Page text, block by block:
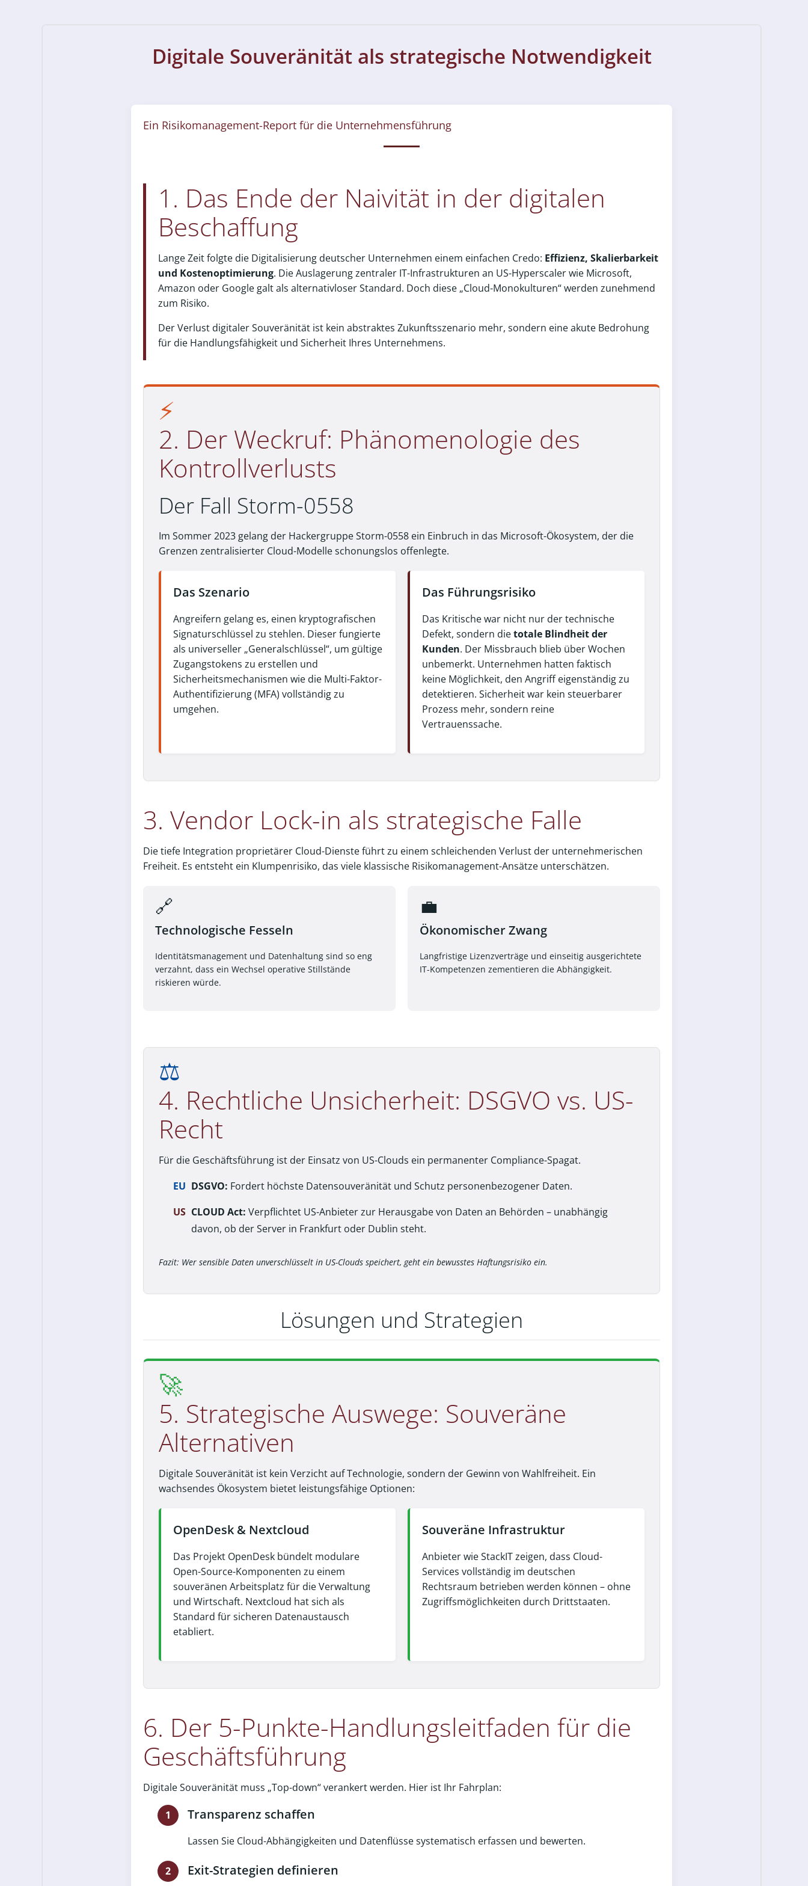
Digitale Souveränität als strategische Notwendigkeit
Ein Risikomanagement-Report für die Unternehmensführung
1. Das Ende der Naivität in der digitalen
Beschaffung
Lange Zeit folgte die Digitalisierung deutscher Unternehmen einem einfachen Credo: Effizienz, Skalierbarkeit
und Kostenoptimierung. Die Auslagerung zentraler IT-Infrastrukturen an US-Hyperscaler wie Microsoft,
Amazon oder Google galt als alternativloser Standard. Doch diese „Cloud-Monokulturen“ werden zunehmend
zum Risiko.
Der Verlust digitaler Souveränität ist kein abstraktes Zukunftsszenario mehr, sondern eine akute Bedrohung
für die Handlungsfähigkeit und Sicherheit Ihres Unternehmens.
⚡
2. Der Weckruf: Phänomenologie des
Kontrollverlusts
Der Fall Storm-0558
Im Sommer 2023 gelang der Hackergruppe Storm-0558 ein Einbruch in das Microsoft-Ökosystem, der die
Grenzen zentralisierter Cloud-Modelle schonungslos offenlegte.
Das Szenario
Angreifern gelang es, einen kryptografischen
Signaturschlüssel zu stehlen. Dieser fungierte
als universeller „Generalschlüssel“, um gültige
Zugangstokens zu erstellen und
Sicherheitsmechanismen wie die Multi-Faktor-
Authentifizierung (MFA) vollständig zu
umgehen.
Das Führungsrisiko
Das Kritische war nicht nur der technische
Defekt, sondern dietotale Blindheit der
Kunden. Der Missbrauch blieb über Wochen
unbemerkt. Unternehmen hatten faktisch
keine Möglichkeit, den Angriff eigenständig zu
detektieren. Sicherheit war kein steuerbarer
Prozess mehr, sondern reine
Vertrauenssache.
3. Vendor Lock-in als strategische Falle
Die tiefe Integration proprietärer Cloud-Dienste führt zu einem schleichenden Verlust der unternehmerischen
Freiheit. Es entsteht ein Klumpenrisiko, das viele klassische Risikomanagement-Ansätze unterschätzen.
🔗
Technologische Fesseln
Identitätsmanagement und Datenhaltung sind so eng
verzahnt, dass ein Wechsel operative Stillstände
riskieren würde.
💼
Ökonomischer Zwang
Langfristige Lizenzverträge und einseitig ausgerichtete
IT-Kompetenzen zementieren die Abhängigkeit.
⚖
4. Rechtliche Unsicherheit: DSGVO vs. US-
Recht
Für die Geschäftsführung ist der Einsatz von US-Clouds ein permanenter Compliance-Spagat.
EU DSGVO: Fordert höchste Datensouveränität und Schutz personenbezogener Daten.
US CLOUD Act: Verpflichtet US-Anbieter zur Herausgabe von Daten an Behörden – unabhängig
davon, ob der Server in Frankfurt oder Dublin steht.
Fazit: Wer sensible Daten unverschlüsselt in US-Clouds speichert, geht ein bewusstes Haftungsrisiko ein.
Lösungen und Strategien
🚀
5. Strategische Auswege: Souveräne
Alternativen
Digitale Souveränität ist kein Verzicht auf Technologie, sondern der Gewinn von Wahlfreiheit. Ein
wachsendes Ökosystem bietet leistungsfähige Optionen:
OpenDesk & Nextcloud
Das Projekt OpenDesk bündelt modulare
Open-Source-Komponenten zu einem
souveränen Arbeitsplatz für die Verwaltung
und Wirtschaft. Nextcloud hat sich als
Standard für sicheren Datenaustausch
etabliert.
Souveräne Infrastruktur
Anbieter wie StackIT zeigen, dass Cloud-
Services vollständig im deutschen
Rechtsraum betrieben werden können – ohne
Zugriffsmöglichkeiten durch Drittstaaten.
6. Der 5-Punkte-Handlungsleitfaden für die
Geschäftsführung
Digitale Souveränität muss „Top-down“ verankert werden. Hier ist Ihr Fahrplan:
Transparenz schaffen
Lassen Sie Cloud-Abhängigkeiten und Datenflüsse systematisch erfassen und bewerten.
Exit-Strategien definieren